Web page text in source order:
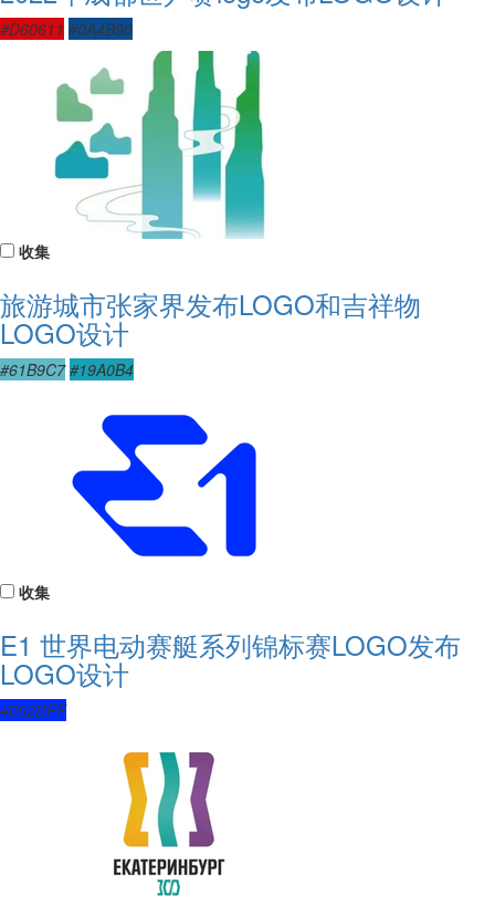
#D60611 #0A4B90
收集
旅游城市张家界发布LOGO和吉祥物
LOGO设计
#61B9C7 #19A0B4
收集
E1 世界电动赛艇系列锦标赛LOGO发布
LOGO设计
#002DFF